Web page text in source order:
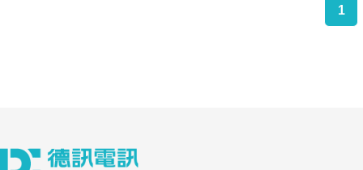
1